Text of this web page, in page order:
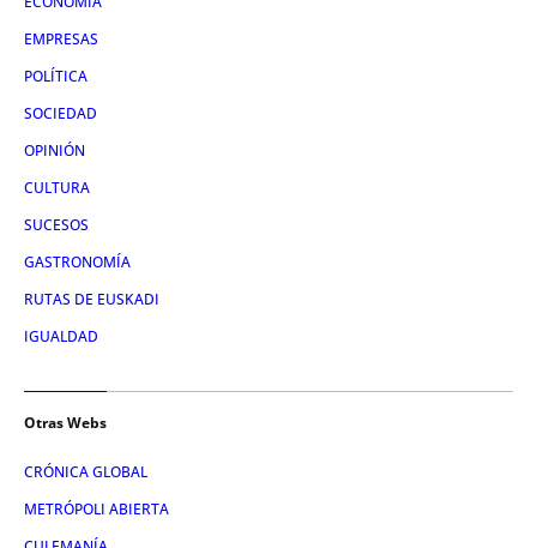
EMPRESAS
POLÍTICA
SOCIEDAD
OPINIÓN
CULTURA
SUCESOS
GASTRONOMÍA
RUTAS DE EUSKADI
IGUALDAD
Otras Webs
CRÓNICA GLOBAL
METRÓPOLI ABIERTA